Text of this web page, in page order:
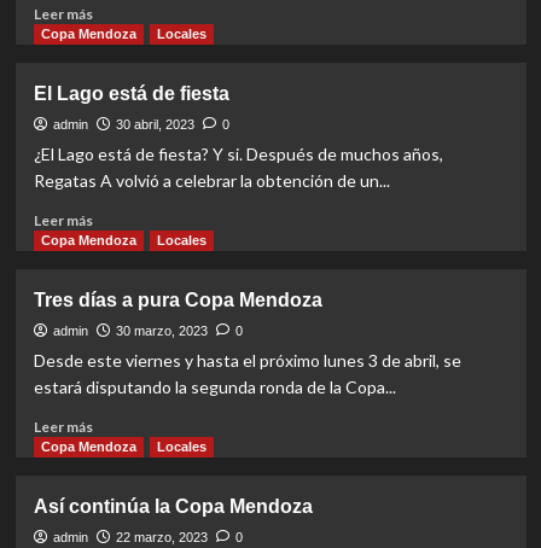
femenina
Leer másRead
more
viene
la
edición
2024
la
Copa
Copa Mendoza Locales
El Lago está de fiesta
admin 30 abril, 2023 0
¿El Lago está de fiesta? Y si. Después de muchos años,
Regatas A volvió a celebrar la obtención de un...
Leer másRead
more
Lago
está
de
fiesta
Copa Mendoza Locales
Tres días a pura Copa Mendoza
admin 30 marzo, 2023 0
Desde este viernes y hasta el próximo lunes 3 de abril, se
estará disputando la segunda ronda de la Copa...
Leer másRead
more
días
a
Copa Mendoza Locales
Así continúa la Copa Mendoza
admin 22 marzo, 2023 0